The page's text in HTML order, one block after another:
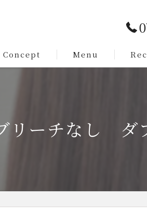
Concept Menu
リーチなし ダ